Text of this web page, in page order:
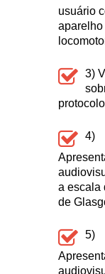
usuário
aparelho
3)
protocolo
4)
a escala
de
5)